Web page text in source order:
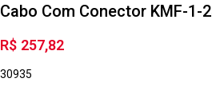
Cabo Com Conector KMF-1-
R$ 257,82
30935